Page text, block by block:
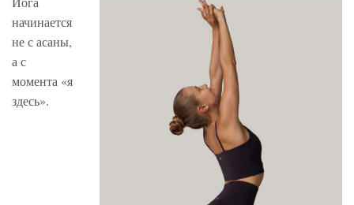
начинается
не с асаны,
а с
момента «я
здесь».